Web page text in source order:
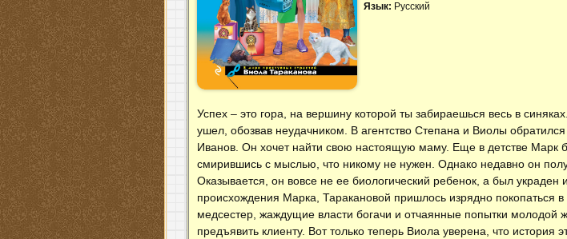
Язык: Русский
Успех – это гора, на вершину которой ты забираешься весь в
ушел, обозвав неудачником. В агентство Степана и Виолы
Иванов. Он хочет найти свою настоящую маму. Еще в детстве Марк
смирившись с мыслью, что никому не нужен. Однако недавно он
Оказывается, он вовсе не ее биологический ребенок, а был
происхождения Марка, Таракановой пришлось изрядно покопаться
медсестер, жаждущие власти богачи и отчаянные попытки
предъявить клиенту. Вот только теперь Виола уверена, что